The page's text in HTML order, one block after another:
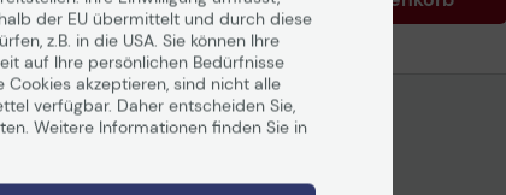
der EU übermittelt und durch diese
z.B. in die USA. Sie können Ihre
auf Ihre persönlichen Bedürfnisse
Cookies akzeptieren, sind nicht alle
verfügbar. Daher entscheiden Sie,
Weitere Informationen finden Sie in